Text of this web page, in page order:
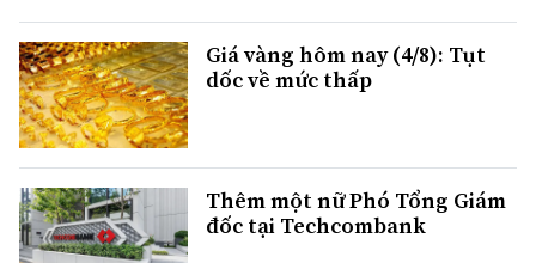
Giá vàng hôm nay (4/8): Tụt
dốc về mức thấp
Thêm một nữ Phó Tổng Giám
đốc tại Techcombank